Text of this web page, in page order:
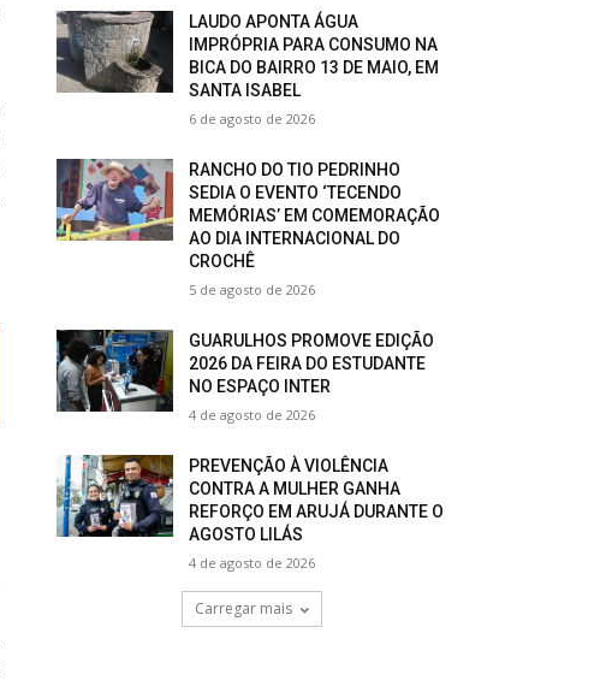
LAUDO APONTA ÁGUA
IMPRÓPRIA PARA CONSUMO NA
BICA DO BAIRRO 13 DE MAIO, EM
SANTA ISABEL
6 de agosto de 2026
RANCHO DO TIO PEDRINHO
SEDIA O EVENTO ‘TECENDO
MEMÓRIAS’ EM COMEMORAÇÃO
AO DIA INTERNACIONAL DO
CROCHÊ
5 de agosto de 2026
GUARULHOS PROMOVE EDIÇÃO
2026 DA FEIRA DO ESTUDANTE
NO ESPAÇO INTER
4 de agosto de 2026
PREVENÇÃO À VIOLÊNCIA
CONTRA A MULHER GANHA
REFORÇO EM ARUJÁ DURANTE O
AGOSTO LILÁS
4 de agosto de 2026
Carregar mais